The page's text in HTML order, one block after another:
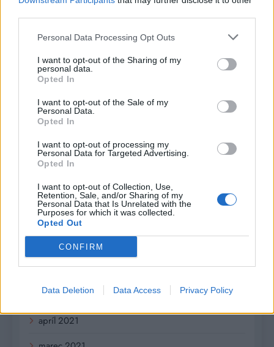
Personal Data Processing Opt Outs
I want to opt-out of the Sharing of my
personal data.
Opted In
I want to opt-out of the Sale of my
Personal Data.
Opted In
I want to opt-out of processing my
Personal Data for Targeted Advertising.
Opted In
I want to opt-out of Collection, Use,
Retention, Sale, and/or Sharing of my
Personal Data that Is Unrelated with the
Purposes for which it was collected.
Opted Out
CONFIRM
Data Deletion Data Access Privacy Policy
apríl 2022
marec 2022
február 2022
december 2021
november 2021
október 2021
september 2021
august 2021
júl 2021
jún 2021
máj 2021
apríl 2021